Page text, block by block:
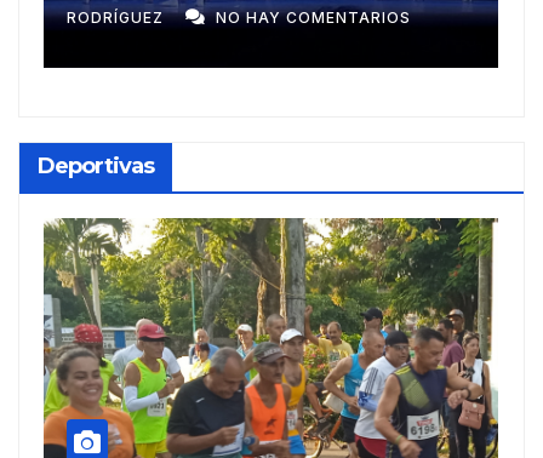
GUZMÁN NO HAY COMENTARIOS
Deportivas